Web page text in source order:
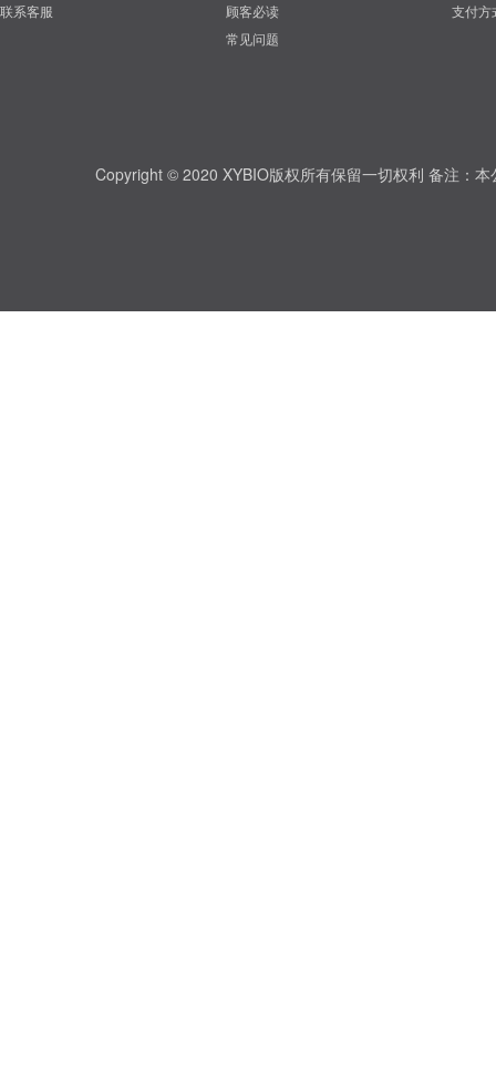
联系客服
顾客必读
常见问题
支付方
Copyright © 2020 XYBIO版权所有保留一切权利 备注：